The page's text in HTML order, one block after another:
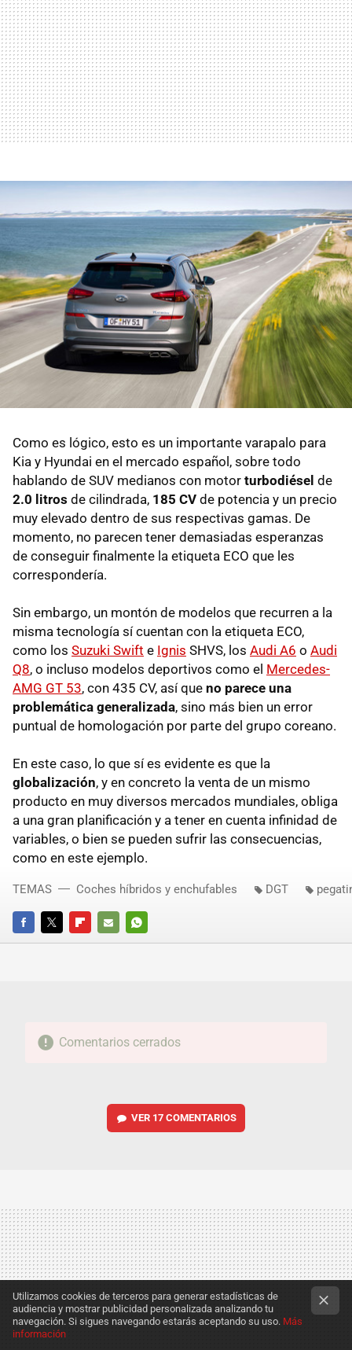
Como es lógico, esto es un importante varapalo para
Kia y Hyundai en el mercado español, sobre todo
hablando de SUV medianos con motor turbodiésel de
2.0 litros de cilindrada, 185 CV de potencia y un precio
muy elevado dentro de sus respectivas gamas. De
momento, no parecen tener demasiadas esperanzas
de conseguir finalmente la etiqueta ECO que les
correspondería.
Sin embargo, un montón de modelos que recurren a la
misma tecnología sí cuentan con la etiqueta ECO,
como los Suzuki Swift e Ignis SHVS, los Audi A6 o Audi
Q8, o incluso modelos deportivos como el Mercedes-
AMG GT 53, con 435 CV, así que no parece una
problemática generalizada, sino más bien un error
puntual de homologación por parte del grupo coreano.
En este caso, lo que sí es evidente es que la
globalización, y en concreto la venta de un mismo
producto en muy diversos mercados mundiales, obliga
a una gran planificación y a tener en cuenta infinidad de
variables, o bien se pueden sufrir las consecuencias,
como en este ejemplo.
FACEBOOKTWITTERFLIPBOARD
E-
WHATSAPP
TEMAS Coches híbridos y enchufables DGT
Comentarios cerrados
VER 17 COMENTARIOS
Utilizamos cookies de terceros para generar estadísticas de
audiencia y mostrar publicidad personalizada analizando tu
navegación. Si sigues navegando estarás aceptando su uso. Más
información